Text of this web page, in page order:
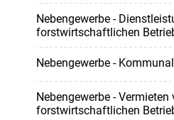
Nebengewerbe -
forstwirtschaftlichen
Nebengewerbe -
Nebengewerbe - Vermieten
forstwirtschaftlichen